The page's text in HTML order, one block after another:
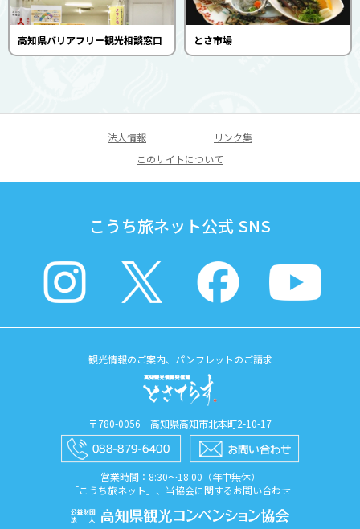
高知県バリアフリー観光相談窓口 とさ市場
法人情報
リンク集
このサイトについて
こうち旅ネット公式 SNS
観光情報のご案内、パンフレットのご請求
〒780-0056 高知県高知市北本町2-10-17
営業時間：8:30〜18:00（年中無休）
「こうち旅ネット」、当協会に関するお問い合わせ